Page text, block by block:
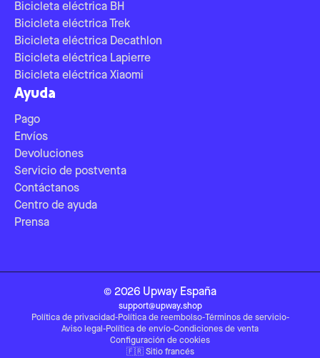
Bicicleta eléctrica BH
Bicicleta eléctrica Trek
Bicicleta eléctrica Decathlon
Bicicleta eléctrica Lapierre
Bicicleta eléctrica Xiaomi
Ayuda
Pago
Envíos
Devoluciones
Servicio de postventa
Contáctanos
Centro de ayuda
Prensa
© 2026 Upway España
support@upway.shop
Política de privacidad-Política de reembolso-Términos de servicio-
Aviso legal -Política de envío-Condiciones de venta
Configuración de cookies
🇫🇷 Sitio francés